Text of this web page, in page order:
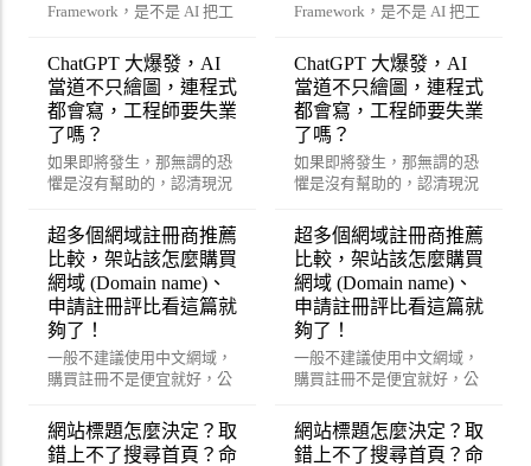
Framework，是不是 AI 把工
ChatGPT 大爆發，AI
當道不只繪圖，連程式
都會寫，工程師要失業
了嗎？
如果即將發生，那無謂的恐
懼是沒有幫助的，認清現況
你喔！
超多個網域註冊商推薦
比較，架站該怎麼購買
網域 (Domain name)、
申請註冊評比看這篇就
夠了！
一般不建議使用中文網域，
購買註冊不是便宜就好，公
考量的功能。
網站標題怎麼決定？取
錯上不了搜尋首頁？命
Framework，是不是 AI 把工
ChatGPT 大爆發，AI
當道不只繪圖，連程式
都會寫，工程師要失業
了嗎？
如果即將發生，那無謂的恐
懼是沒有幫助的，認清現況
你喔！
超多個網域註冊商推薦
比較，架站該怎麼購買
網域 (Domain name)、
申請註冊評比看這篇就
夠了！
一般不建議使用中文網域，
購買註冊不是便宜就好，公
考量的功能。
網站標題怎麼決定？取
錯上不了搜尋首頁？命